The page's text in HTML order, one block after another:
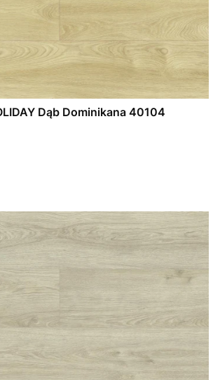
Dąb Dominikana 40104